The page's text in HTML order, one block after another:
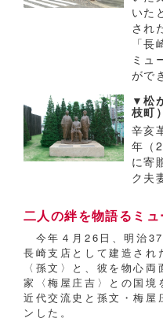
いた
され
「
ミュ
がで
▼松
枝町
辛亥
年（
に寄
ク夫
二人の絆を物語るミュ
今年４月26日、明治
長崎支店として建造され
〈孫文〉と、彼を物心
家〈梅屋庄吉〉との国境
近代交流史と孫文・梅
ンした。